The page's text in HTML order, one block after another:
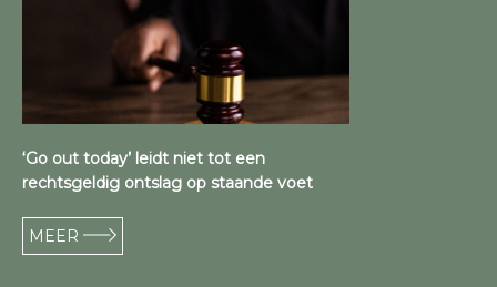
‘Go out today’ leidt niet tot een
rechtsgeldig ontslag op staande voet
MEER